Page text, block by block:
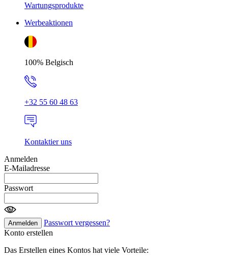
Wartungsprodukte
Werbeaktionen
100% Belgisch
+32 55 60 48 63
Kontaktier uns
Anmelden
E-Mailadresse
Passwort
Anmelden
Passwort vergessen?
Konto erstellen
Das Erstellen eines Kontos hat viele Vorteile: